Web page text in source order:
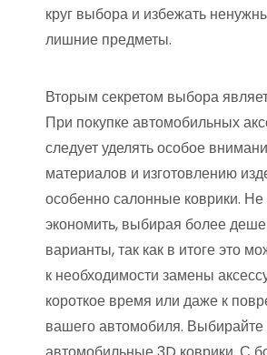
круг выбора и избежать
лишние предметы.
Вторым секретом выбора
При покупке автомобильных
следует уделять особое
материалов и изготовлению
особенно салонные коврики. Не
экономить, выбирая более
варианты, так как в итоге это
к необходимости замены
короткое время или даже к
вашего автомобиля. Выбирайте